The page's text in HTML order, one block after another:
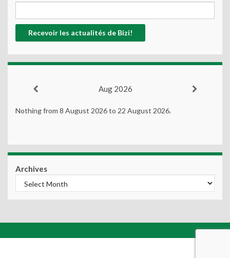
Aug 2026
Nothing from 8 August 2026 to 22 August 2026.
Archives